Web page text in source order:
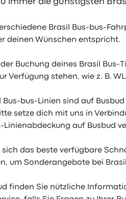
immer die günstigsten
Brasil Bus-bus-
deinen Wünschen entspricht.
der Buchung deines Brasil Bus-
Verfügung stehen, wie z. B.
Bus-bus-Linien sind auf
setze dich mit uns in
Linienabdeckung auf Busbud
sich das beste verfügbare
um Sonderangebote bei
finden Sie nützliche